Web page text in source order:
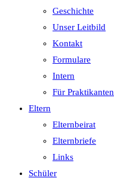
Geschichte
Unser Leitbild
Kontakt
Formulare
Intern
Für Praktikanten
Eltern
Elternbeirat
Elternbriefe
Links
Schüler